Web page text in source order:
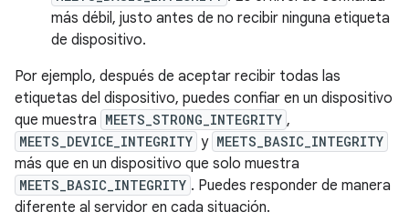
más débil, justo antes de no recibir ninguna etiqueta
de dispositivo.
Por ejemplo, después de aceptar recibir todas las
etiquetas del dispositivo, puedes confiar en un dispositivo
que muestra MEETS_STRONG_INTEGRITY ,
MEETS_DEVICE_INTEGRITY y MEETS_BASIC_INTEGRITY
más que en un dispositivo que solo muestra
MEETS_BASIC_INTEGRITY . Puedes responder de manera
diferente al servidor en cada situación.